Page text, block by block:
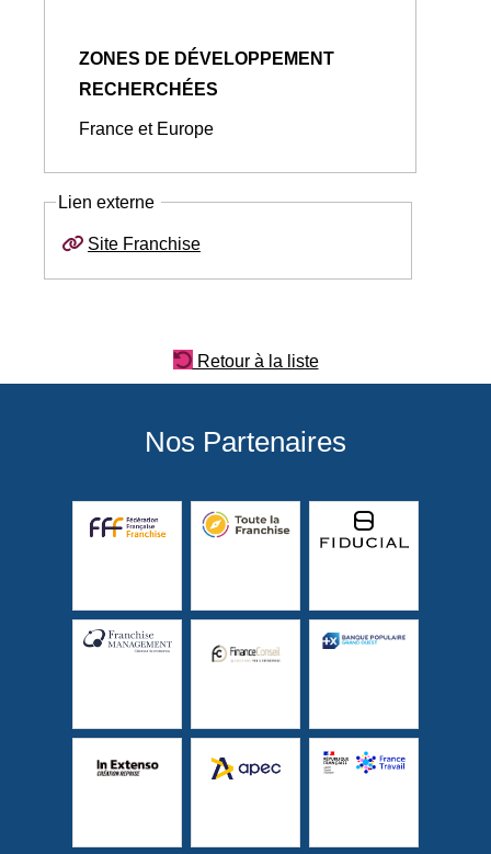
ZONES DE DÉVELOPPEMENT
RECHERCHÉES
France et Europe
Lien externe
Site Franchise
Retour à la liste
Nos Partenaires